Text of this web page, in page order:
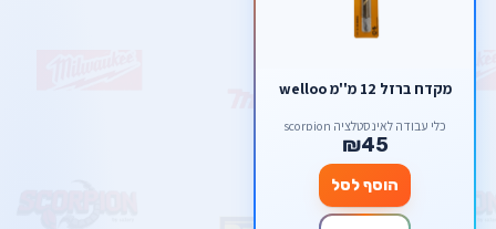
מקדח ברזל 12 מ''מ welloo
כלי עבודה לאינסטלציה scorpion
₪45
הוסף לסל